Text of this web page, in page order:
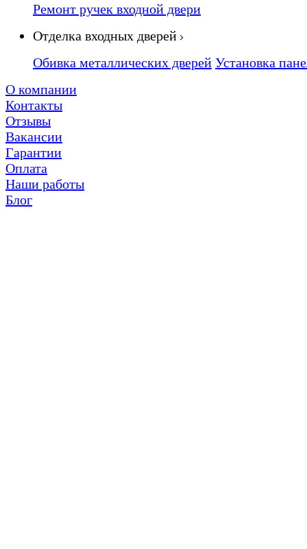
Ремонт ручек входной двери
Отделка входных дверей
Обивка металлических дверей Установка
О компании
Контакты
Отзывы
Вакансии
Гарантии
Оплата
Наши работы
Блог